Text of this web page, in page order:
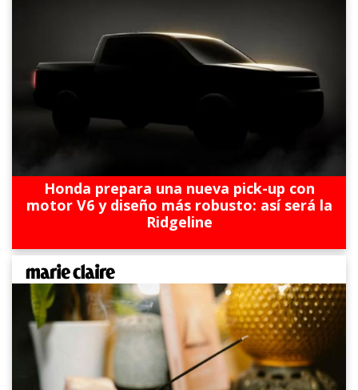
Honda prepara una nueva pick-up con
motor V6 y diseño más robusto: así será la
Ridgeline